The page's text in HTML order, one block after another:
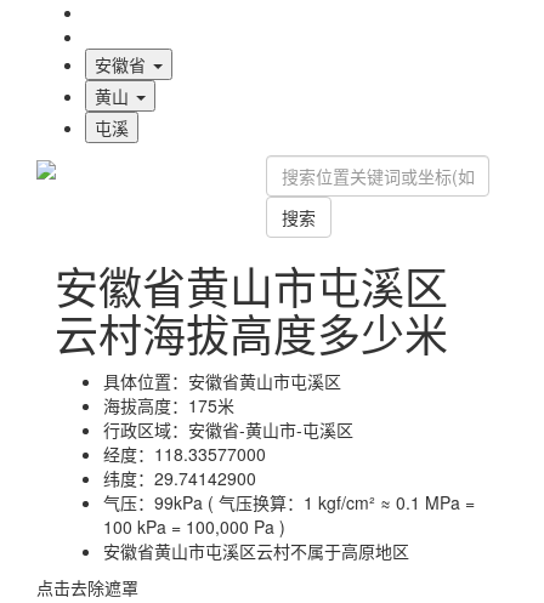
安徽省
黄山
屯溪
搜索
安徽省黄山市屯溪区
云村海拔高度多少米
具体位置： 安徽省黄山市屯溪区
海拔高度： 175米
行政区域： 安徽省-黄山市-屯溪区
经度： 118.33577000
纬度： 29.74142900
气压： 99kPa ( 气压换算：1 kgf/cm² ≈ 0.1 MPa =
100 kPa = 100,000 Pa )
安徽省黄山市屯溪区云村不属于高原地区
点击去除遮罩